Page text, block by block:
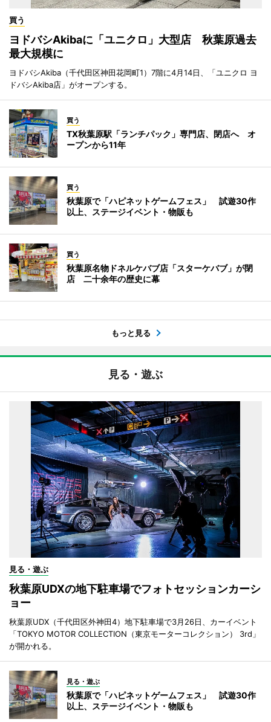
買う
ヨドバシAkibaに「ユニクロ」大型店 秋葉原過去
最大規模に
ヨドバシAkiba（千代田区神田花岡町1）7階に4月14日、「ユニクロ ヨ
ドバシAkiba店」がオープンする。
買う
TX秋葉原駅「ランチパック」専門店、閉店へ オ
ープンから11年
買う
秋葉原で「ハピネットゲームフェス」 試遊30作
以上、ステージイベント・物販も
買う
秋葉原名物ドネルケバブ店「スターケバブ」が閉
店 二十余年の歴史に幕
もっと見る
見る・遊ぶ
見る・遊ぶ
秋葉原UDXの地下駐車場でフォトセッションカーシ
ョー
秋葉原UDX（千代田区外神田4）地下駐車場で3月26日、カーイベント
「TOKYO MOTOR COLLECTION（東京モーターコレクション） 3rd」
が開かれる。
見る・遊ぶ
秋葉原で「ハピネットゲームフェス」 試遊30作
以上、ステージイベント・物販も